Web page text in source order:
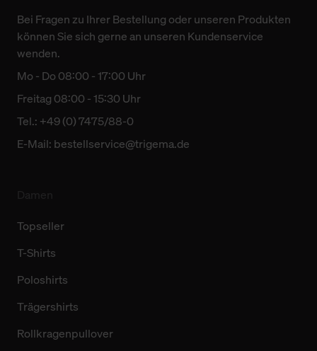
Bei Fragen zu Ihrer Bestellung oder unseren Produkten
können Sie sich gerne an unseren Kundenservice
wenden.
Mo - Do 08:00 - 17:00 Uhr
Freitag 08:00 - 15:30 Uhr
Tel.: +49 (0) 7475/88-0
E-Mail: bestellservice@trigema.de
Topseller
T-Shirts
Poloshirts
Trägershirts
Rollkragenpullover